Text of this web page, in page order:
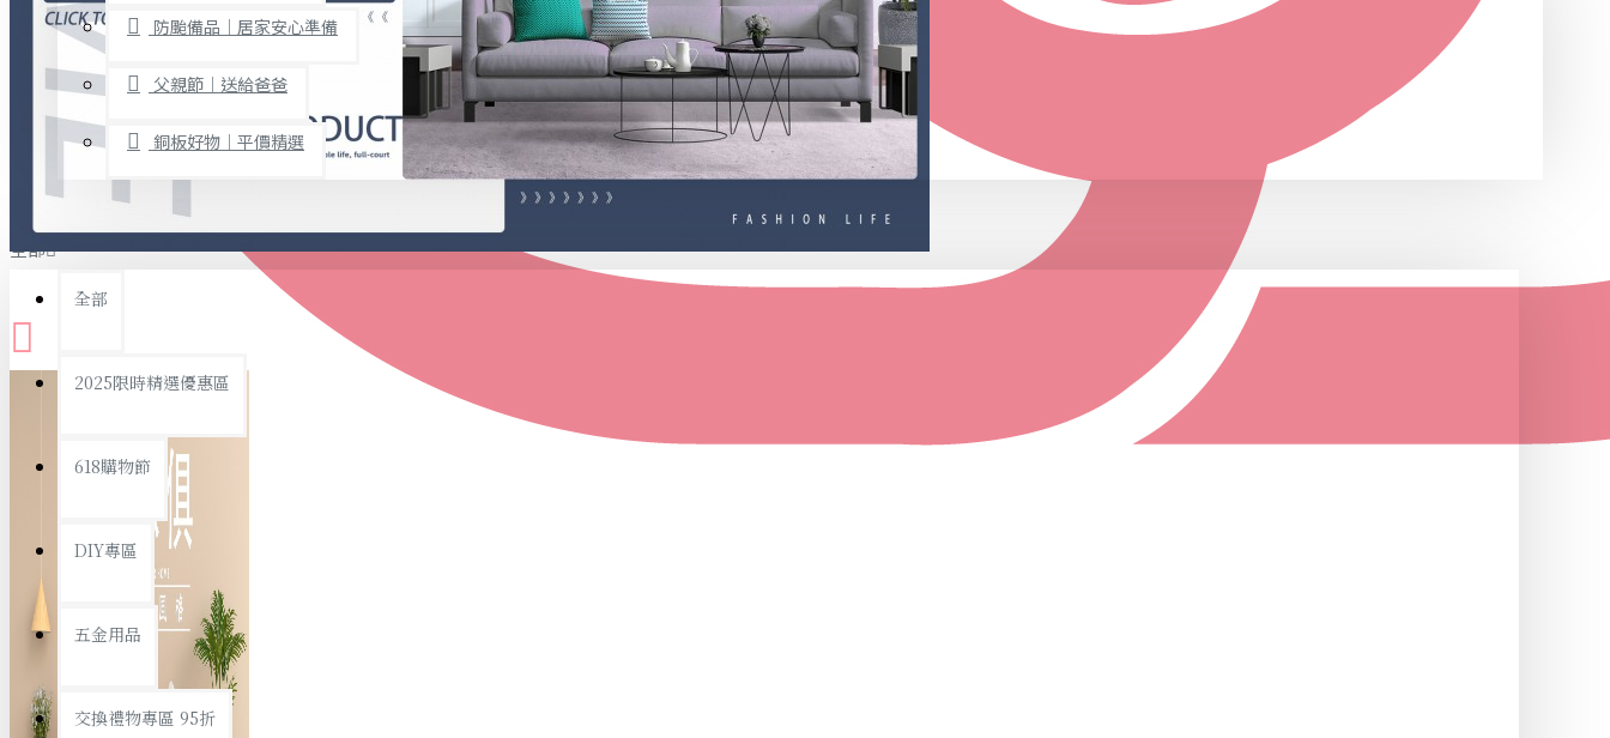
事務用品
文具收納
書寫用品
衛浴用品
個人衛浴用品
浴室置物/收納
置物架/收納櫃
其他
免打孔收納專區
防颱備品｜居家安心準備
父親節｜送給爸爸
銅板好物｜平價精選
全部
全部
2025限時精選優惠區
618購物節
DIY專區
五金用品
交換禮物專區 95折